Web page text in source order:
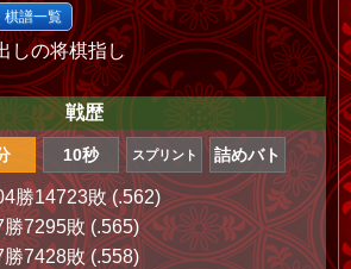
棋譜一覧
しの将棋指し
戦歴
10秒 スプリント 詰めバト
勝14723敗 (.562)
勝7295敗 (.565)
勝7428敗 (.558)